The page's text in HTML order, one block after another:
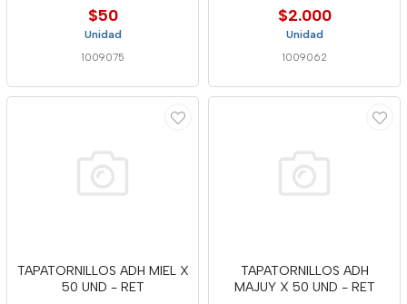
$50
Unidad
1009075
$2.000
Unidad
1009062
TAPATORNILLOS ADH MIEL X
50 UND - RET
TAPATORNILLOS ADH
MAJUY X 50 UND - RET